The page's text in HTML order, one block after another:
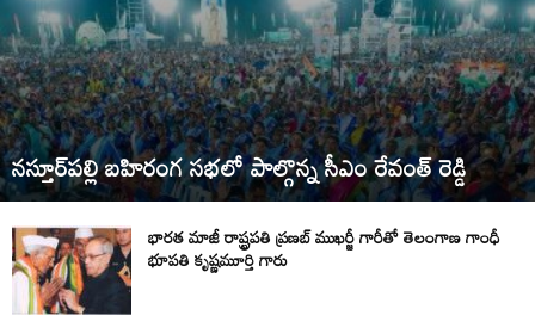
నస్తూర్‌పల్లి బహిరంగ సభలో పాల్గొన్న సీఎం రేవంత్ రెడ్డి
భారత మాజీ రాష్ట్రపతి ప్రణబ్ ముఖర్జీ గారీతో తెలంగాణ గాంధీ
భూపతి కృష్ణమూర్తి గారు